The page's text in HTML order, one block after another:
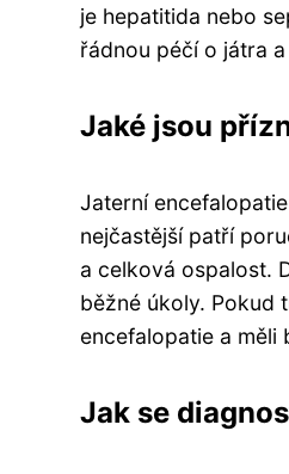
je hepatitida nebo
řádnou péčí o játra
Jaké jsou
Jaterní
nejčastější patří
a celková ospalost.
běžné úkoly. Pokud
encefalopatie a měli
Jak se